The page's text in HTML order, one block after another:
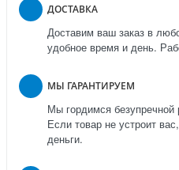
ДОСТАВКА
Доставим ваш заказ в
удобное время и день.
МЫ ГАРАНТИРУЕМ
Мы гордимся безупречной
Если товар не устроит
деньги.